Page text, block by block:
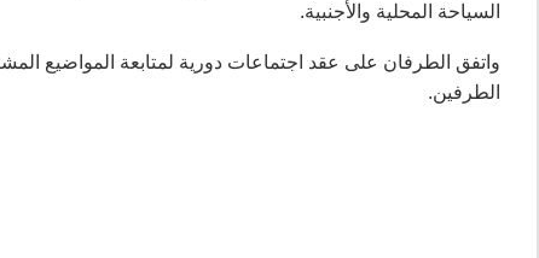
السياحة المحلية والأجنبية.
واتفق الطرفان على عقد اجتماعات دورية لمتابعة المواضيع
الطرفين.